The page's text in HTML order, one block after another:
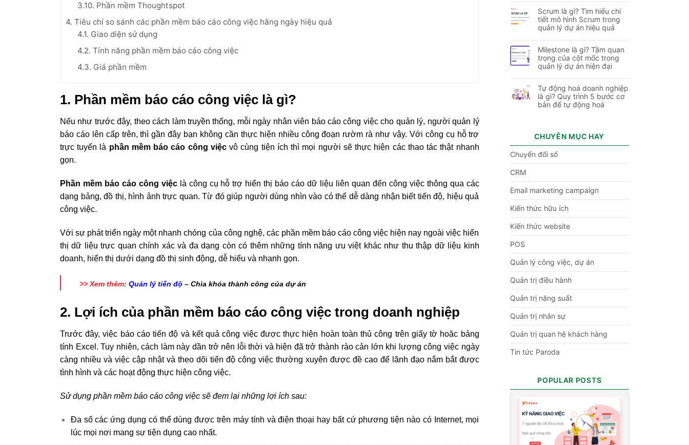
3.10. Phần mềm Thoughtspot
4. Tiêu chí so sánh các phần mềm báo cáo công việc hằng ngày hiệu quả
4.1. Giao diện sử dụng
4.2. Tính năng phần mềm báo cáo công việc
4.3. Giá phần mềm
1. Phần mềm báo cáo công việc là gì?
Nếu như trước đây, theo cách làm truyền thống, mỗi ngày nhân viên báo cáo công việc cho quản lý, người quản lý
báo cáo lên cấp trên, thì gần đây bạn không cần thực hiện nhiều công đoạn rườm rà như vậy. Với công cụ hỗ trợ
trực tuyến là phần mềm báo cáo công việcvô cùng tiện ích thì mọi người sẽ thực hiện các thao tác thật nhanh
gọn.
Phần mềm báo cáo công việclà công cụ hỗ trợ hiển thị báo cáo dữ liệu liên quan đến công việc thông qua các
dạng bảng, đồ thị, hình ảnh trực quan. Từ đó giúp người dùng nhìn vào có thể dễ dàng nhận biết tiến độ, hiệu quả
công việc.
Với sự phát triển ngày một nhanh chóng của công nghệ, các phần mềm báo cáo công việc hiện nay ngoài việc hiển
thị dữ liệu trực quan chính xác và đa dạng còn có thêm những tính năng ưu việt khác như thu thập dữ liệu kinh
doanh, hiển thị dưới dạng đồ thị sinh động, dễ hiểu và nhanh gọn.
>> Xem thêm: Quản lý tiến độ – Chìa khóa thành công của dự án
2. Lợi ích của phần mềm báo cáo công việc trong doanh nghiệp
Trước đây, việc báo cáo tiến độ và kết quả công việc được thực hiện hoàn toàn thủ công trên giấy tờ hoặc bảng
tính Excel. Tuy nhiên, cách làm này dần trở nên lỗi thời và hiện đã trở thành rào cản lớn khi lượng công việc ngày
càng nhiều và việc cập nhật và theo dõi tiến độ công việc thường xuyên được đề cao để lãnh đạo nắm bắt được
tình hình và các hoạt động thực hiện công việc.
Sử dụng phần mềm báo cáo công việc sẽ đem lại những lợi ích sau:
Đa số các ứng dụng có thể dùng được trên máy tính và điện thoại hay bất cứ phương tiện nào có Internet, mọi
lúc mọi nơi mang sự tiện dụng cao nhất.
Scrum là gì? Tìm hiểu chi
tiết mô hình Scrum trong
quản lý dự án hiệu quả
Milestone là gì? Tầm quan
trọng của cột mốc trong
quản lý dự án hiện đại
Tự động hoá doanh nghiệp
là gì? Quy trình 5 bước cơ
bản để tự động hoá
CHUYÊN MỤC HAY
Chuyển đổi số
CRM
Email marketing campaign
Kiến thức hữu ích
Kiến thức website
POS
Quản lý công việc, dự án
Quản trị điều hành
Quản trị năng suất
Quản trị nhân sự
Quản trị quan hệ khách hàng
Tin tức Paroda
POPULAR POSTS